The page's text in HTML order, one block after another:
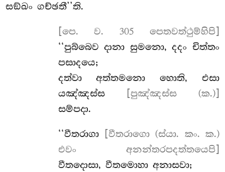
සඞ්ඛං ගච්ඡතී’’ති.
[පෙ. ව. 305 පෙතවත්ථුම්හිපි]
‘‘පුබ්බෙව දානා සුමනො, දදං චිත්තං
පසාදයෙ;
දත්වා අත්තමනො හොති, එසා
යඤ්ඤස්ස
[පුඤ්ඤස්ස (ක.)]
සම්පදා.
‘‘වීතරාගා
[වීතරාගො (ස්යා. කං. ක.)
එවං අනන්තරපදත්තයෙපි]
වීතදොසා, වීතමොහා අනාසවා;